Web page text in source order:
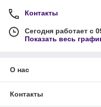
Контакты
Сегодня работает с
Показать весь
О нас
Контакты